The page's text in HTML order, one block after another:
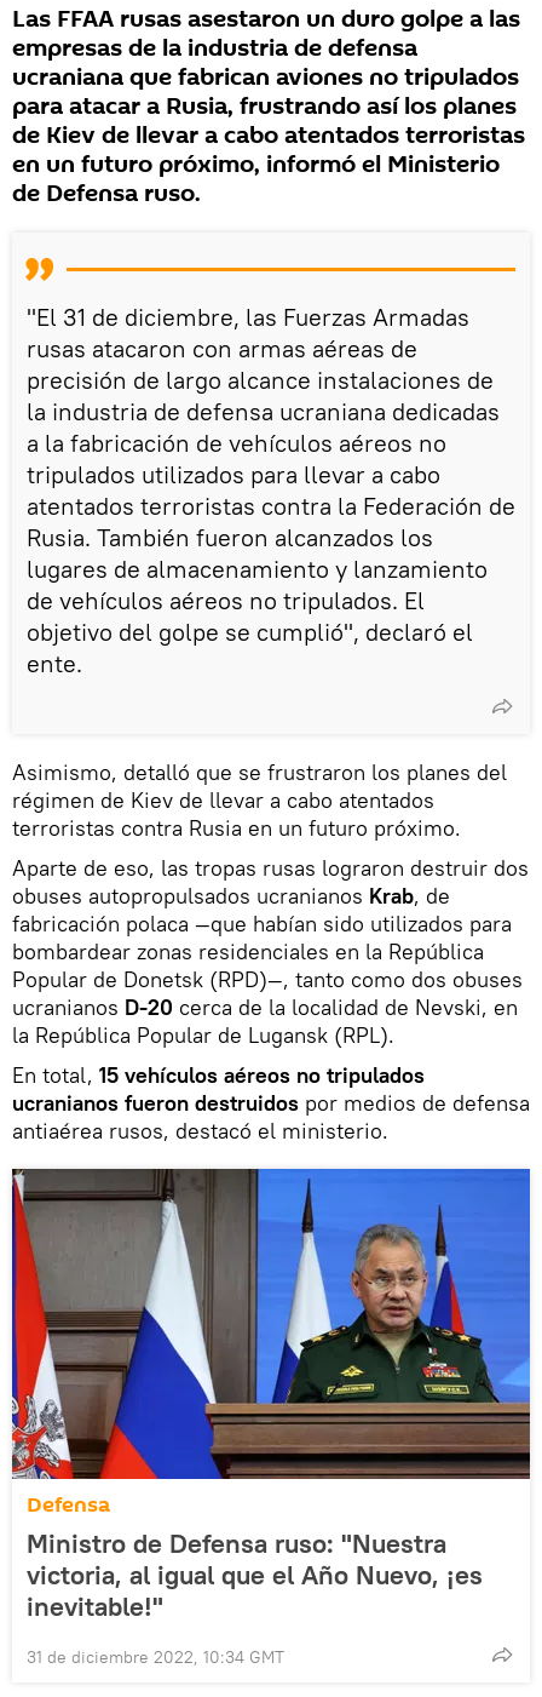
Las FFAA rusas asestaron un duro golpe a las
empresas de la industria de defensa
ucraniana que fabrican aviones no tripulados
para atacar a Rusia, frustrando así los planes
de Kiev de llevar a cabo atentados terroristas
en un futuro próximo, informó el Ministerio
de Defensa ruso.
"El 31 de diciembre, las Fuerzas Armadas
rusas atacaron con armas aéreas de
precisión de largo alcance instalaciones de
la industria de defensa ucraniana dedicadas
a la fabricación de vehículos aéreos no
tripulados utilizados para llevar a cabo
atentados terroristas contra la Federación de
Rusia. También fueron alcanzados los
lugares de almacenamiento y lanzamiento
de vehículos aéreos no tripulados. El
objetivo del golpe se cumplió", declaró el
ente.
Asimismo, detalló que se frustraron los planes del
régimen de Kiev de llevar a cabo atentados
terroristas contra Rusia en un futuro próximo.
Aparte de eso, las tropas rusas lograron destruir dos
obuses autopropulsados ucranianos Krab, de
fabricación polaca —que habían sido utilizados para
bombardear zonas residenciales en la República
Popular de Donetsk (RPD)—, tanto como dos obuses
ucranianos D-20 cerca de la localidad de Nevski, en
la República Popular de Lugansk (RPL).
En total, 15 vehículos aéreos no tripulados
ucranianos fueron destruidos por medios de defensa
antiaérea rusos, destacó el ministerio.
Defensa
Ministro de Defensa ruso: "Nuestra
victoria, al igual que el Año Nuevo, ¡es
inevitable!"
31 de diciembre 2022, 10:34 GMT